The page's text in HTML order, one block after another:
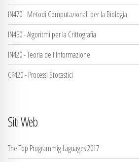
IN470 - Metodi Computazionali per la Biologia
IN450 - Algoritmi per la Crittografia
IN420 - Teoria dell'Informazione
CP420 - Processi Stocastici
Siti Web
The Top Programmig Laguages 2017